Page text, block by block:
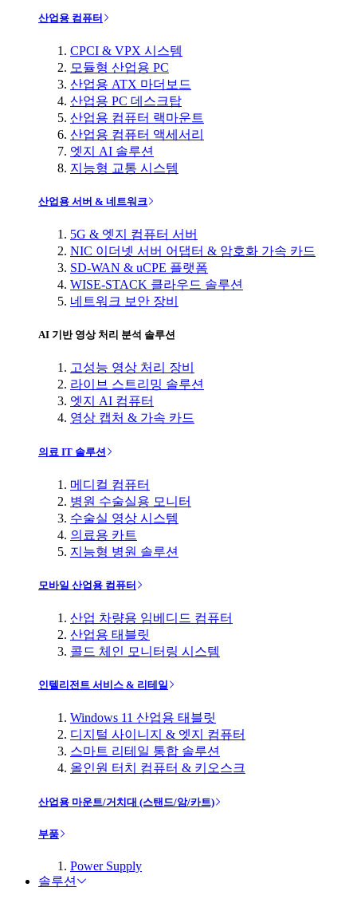
산업용 컴퓨터
CPCI & VPX 시스템
모듈형 산업용 PC
산업용 ATX 마더보드
산업용 PC 데스크탑
산업용 컴퓨터 랙마운트
산업용 컴퓨터 액세서리
엣지 AI 솔루션
지능형 교통 시스템
산업용 서버 & 네트워크
5G & 엣지 컴퓨터 서버
NIC 이더넷 서버 어댑터 & 암호화 가속 카드
SD-WAN & uCPE 플랫폼
WISE-STACK 클라우드 솔루션
네트워크 보안 장비
AI 기반 영상 처리 분석 솔루션
고성능 영상 처리 장비
라이브 스트리밍 솔루션
엣지 AI 컴퓨터
영상 캡처 & 가속 카드
의료 IT 솔루션
메디컬 컴퓨터
병원 수술실용 모니터
수술실 영상 시스템
의료용 카트
지능형 병원 솔루션
모바일 산업용 컴퓨터
산업 차량용 임베디드 컴퓨터
산업용 태블릿
콜드 체인 모니터링 시스템
인텔리전트 서비스 & 리테일
Windows 11 산업용 태블릿
디지털 사이니지 & 엣지 컴퓨터
스마트 리테일 통합 솔루션
올인원 터치 컴퓨터 & 키오스크
산업용 마운트/거치대 (스탠드/암/카트)
부품
Power Supply
솔루션